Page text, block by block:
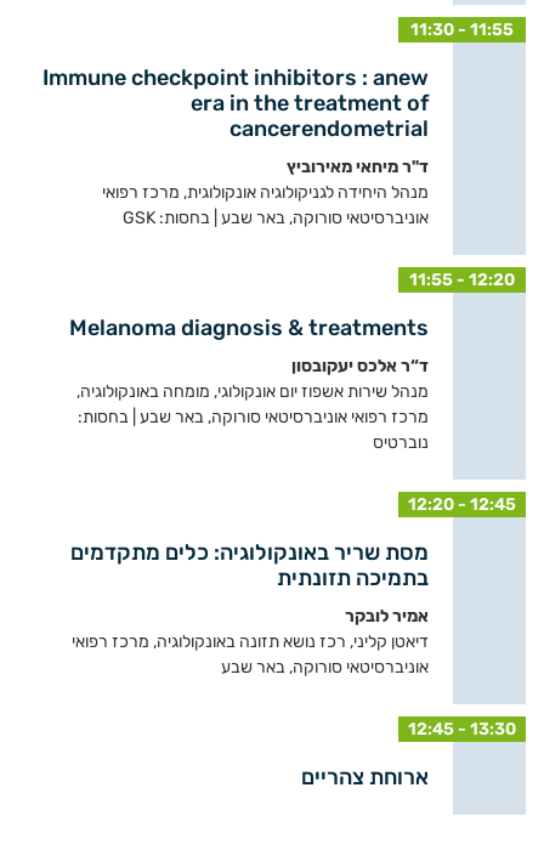
11:30 - 11:55
Immune checkpoint inhibitors : anew
era in the treatment of
cancerendometrial
ד"ר מיחאי מאירוביץ
מנהל היחידה לגניקולוגיה אונקולוגית, מרכז רפואי
אוניברסיטאי סורוקה, באר שבע | בחסות: GSK
11:55 - 12:20
Melanoma diagnosis & treatments
ד“ר אלכס יעקובסון
מנהל שירות אשפוז יום אונקולוגי, מומחה באונקולוגיה,
מרכז רפואי אוניברסיטאי סורוקה, באר שבע | בחסות:
נוברטיס
12:20 - 12:45
מסת שריר באונקולוגיה: כלים מתקדמים
בתמיכה תזונתית
אמיר לובקר
דיאטן קליני, רכז נושא תזונה באונקולוגיה, מרכז רפואי
אוניברסיטאי סורוקה, באר שבע
12:45 - 13:30
ארוחת צהריים